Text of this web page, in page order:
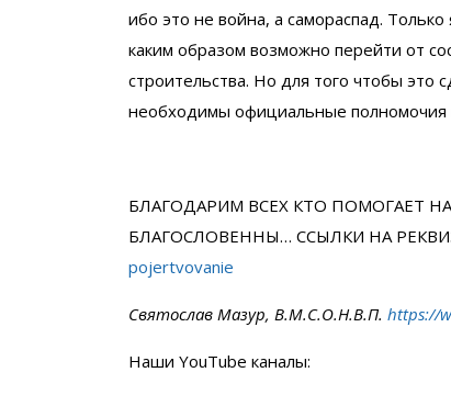
ибо это не война, а самораспад.
каким образом возможно перейти от
строительства. Но для того чтобы
необходимы официальные полномочия
БЛАГОДАРИМ ВСЕХ КТО ПОМОГАЕТ
БЛАГОСЛОВЕННЫ… ССЫЛКИ НА
pojertvovanie
Святослав Мазур, В.М.С.О.Н.В.П. https://
Наши YouTube каналы: